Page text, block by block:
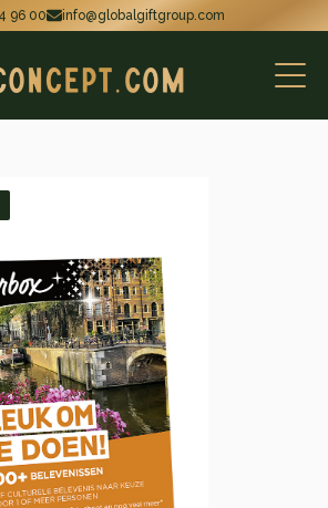
96 00 info@globalgiftgroup.com